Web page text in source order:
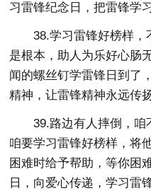
习雷锋纪念日，把雷锋学
38.学习雷锋好榜样，
是根本，助人为乐好心肠
闻的螺丝钉学雷锋日到了
精神，让雷锋精神永远传
39.路边有人摔倒，咱
咱要学习雷锋好榜样，将
困难时给予帮助，等你困
日，向爱心传递，学习雷